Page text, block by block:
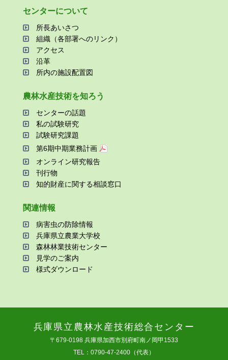
センターについて
所⻑あいさつ
組織（各部署へのリンク）
アクセス
沿⾰
所内の施設配置図
農林⽔産技術を知ろう
センターの話題
私の試験研究
試験研究課題
第6期中期業務計画
オンライン研究報告
刊⾏物
知的財産に関する相談窓⼝
関連情報
病害⾍の防除情報
兵庫県⽴農業⼤学校
森林林業技術センター
⾒学のご案内
様式ダウンロード
兵庫県⽴農林⽔産技術総合センター
〒679-0198 兵庫県加⻄市別府町南ノ岡甲1533
TEL：0790-47-2400（代表）